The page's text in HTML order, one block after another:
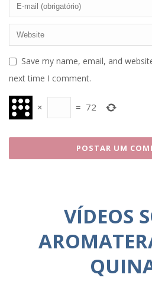
Save my name, email, and
next time I comment.
× = 72
VÍDEOS